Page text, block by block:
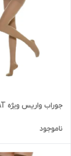
جوراب واریس ویژه AT(بنکل)
ناموجود